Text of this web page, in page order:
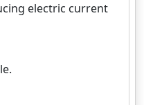
electric current